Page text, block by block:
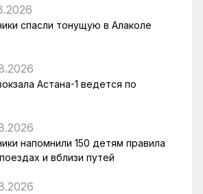
спасли тонущую в Алаколе
Астана-1 ведется по
напомнили 150 детям правила
и вблизи путей